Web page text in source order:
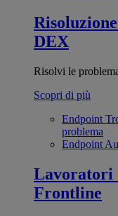
DEX
Risolvi le
Scopri di più
Endpoint
problema
Endpoint
Lavoratori
Frontline